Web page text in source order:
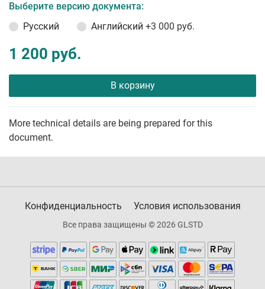
Выберите версию документа:
Русский
Английский +3 000 руб.
1 200 руб.
В корзину
More technical details are being prepared for this
document.
Конфиденциальность Условия использования
Все права защищены © 2026 GLSTD